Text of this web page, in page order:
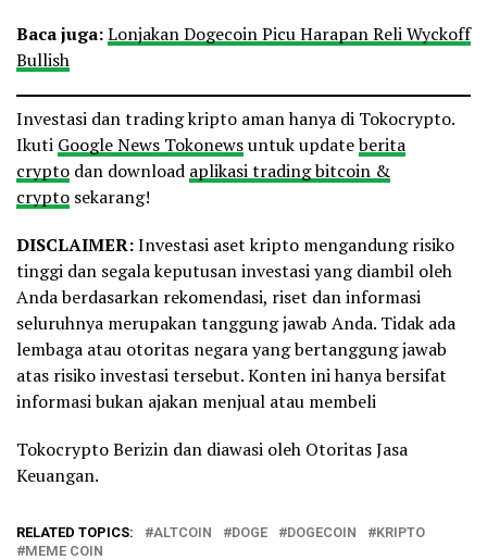
Baca juga:Lonjakan Dogecoin Picu Harapan Reli Wyckoff
Bullish
Investasi dan trading kripto aman hanya di Tokocrypto.
Ikuti Google News Tokonewsuntuk updateberita
crypto dan download aplikasi trading bitcoin &
crypto sekarang!
DISCLAIMER:Investasi aset kripto mengandung risiko
tinggi dan segala keputusan investasi yang diambil oleh
Anda berdasarkan rekomendasi, riset dan informasi
seluruhnya merupakan tanggung jawab Anda. Tidak ada
lembaga atau otoritas negara yang bertanggung jawab
atas risiko investasi tersebut. Konten ini hanya bersifat
informasi bukan ajakan menjual atau membeli
Tokocrypto Berizin dan diawasi oleh Otoritas Jasa
Keuangan.
RELATED TOPICS: ALTCOIN DOGE DOGECOIN
KRIPTO
MEME COIN